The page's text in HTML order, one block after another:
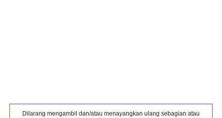
Dilarang mengambil dan/atau menayangkan ulang sebagian atau